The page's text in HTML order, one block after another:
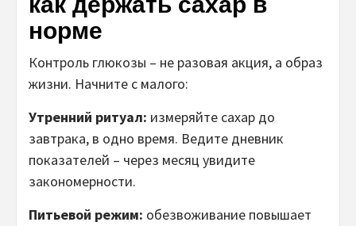
норме
Контроль глюкозы – не разовая акция, а образ
жизни. Начните с малого:
Утренний ритуал: измеряйте сахар до
завтрака, в одно время. Ведите дневник
показателей – через месяц увидите
закономерности.
Питьевой режим: обезвоживание повышает